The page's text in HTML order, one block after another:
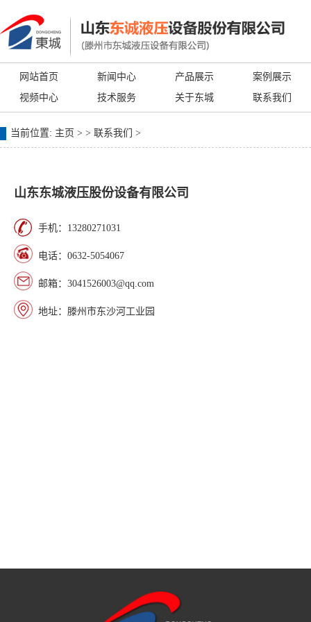
网站首页 新闻中心 产品展示
案例展示
视频中心
技术服务 关于东城 联系我们
当前位置: 主页 > > 联系我们 >
山东东城液压股份设备有限公司
手机：13280271031
电话：0632-5054067
邮箱：3041526003@qq.com
地址：滕州市东沙河工业园